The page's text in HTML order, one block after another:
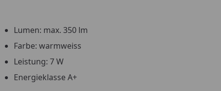
Lumen: max. 350 lm
Farbe: warmweiss
Leistung: 7 W
Energieklasse A+